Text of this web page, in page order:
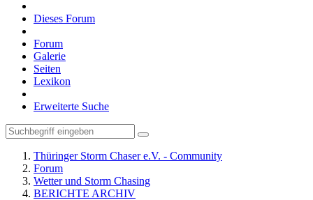
Dieses Forum
Forum
Galerie
Seiten
Lexikon
Erweiterte Suche
Thüringer Storm Chaser e.V. - Community
Forum
Wetter und Storm Chasing
BERICHTE ARCHIV